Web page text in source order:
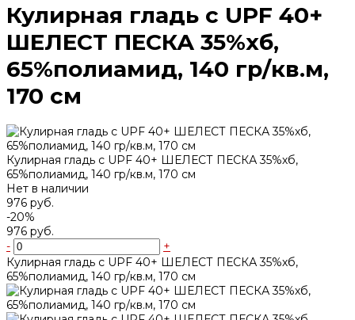
Кулирная гладь с UPF 40+
ШЕЛЕСТ ПЕСКА 35%хб,
65%полиамид, 140 гр/кв.м,
170 см
Кулирная гладь с UPF 40+ ШЕЛЕСТ ПЕСКА 35%хб,
65%полиамид, 140 гр/кв.м, 170 см
Нет в наличии
976 руб.
-20%
976 руб.
-
+
Кулирная гладь с UPF 40+ ШЕЛЕСТ ПЕСКА 35%хб,
65%полиамид, 140 гр/кв.м, 170 см